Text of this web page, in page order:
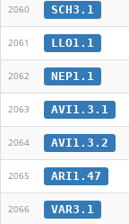
2060 SCH3.1
2061 LLO1.1
2062 NEP1.1
2063 AVI1.3.1
2064 AVI1.3.2
2065 ARI1.47
2066 VAR3.1